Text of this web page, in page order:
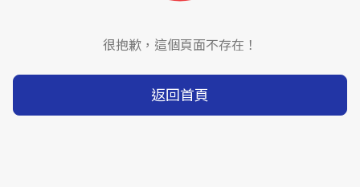
很抱歉，這個頁面不存在！
返回首頁